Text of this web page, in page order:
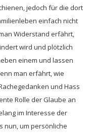
jedoch für die dort
einfach nicht
Widerstand erfährt,
wird und plötzlich
einem und lassen
man erfährt, wie
und Hass
Rolle der Glaube an
im Interesse der
nun, um persönliche